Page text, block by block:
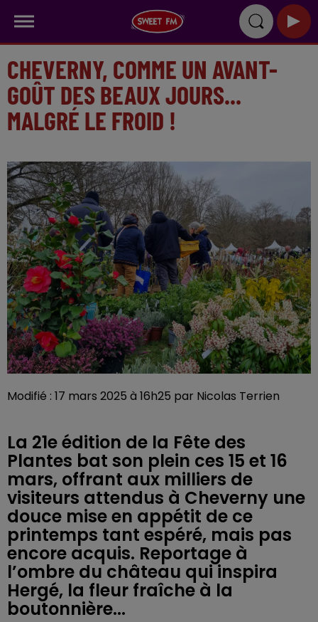
CHEVERNY, COMME UN AVANT-
GOÛT DES BEAUX JOURS...
MALGRÉ LE FROID !
Modifié : 17 mars 2025 à 16h25 par Nicolas Terrien
La 21e édition de la Fête des
Plantes bat son plein ces 15 et 16
mars, offrant aux milliers de
visiteurs attendus à Cheverny une
douce mise en appétit de ce
printemps tant espéré, mais pas
encore acquis. Reportage à
l’ombre du château qui inspira
Hergé, la fleur fraîche à la
boutonnière...